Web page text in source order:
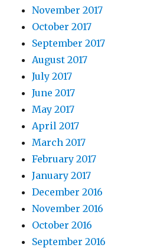
November 2017
October 2017
September 2017
August 2017
July 2017
June 2017
May 2017
April 2017
March 2017
February 2017
January 2017
December 2016
November 2016
October 2016
September 2016